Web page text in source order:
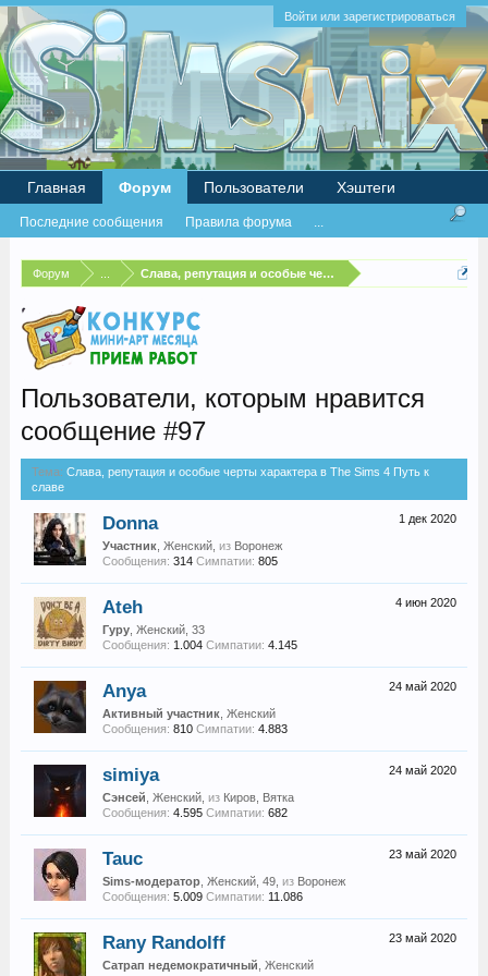
Войти или зарегистрироваться
Форум Слава, репутация и особые черты характера в The Sims
Пользователи, которым нравится
сообщение #97
Тема: Слава, репутация и особые черты характера в The Sims 4 Путь к
славе
1 дек 2020
Donna
Участник, Женский, из Воронеж
Сообщения: 314 Симпатии: 805
4 июн 2020
Ateh
Гуру, Женский, 33
Сообщения: 1.004 Симпатии: 4.145
24 май 2020
Anya
Активный участник, Женский
Сообщения: 810 Симпатии: 4.883
24 май 2020
simiya
Сэнсей , Женский, из Киров, Вятка
Сообщения: 4.595 Симпатии: 682
23 май 2020
Tauc
Sims-модератор, Женский, 49, из Воронеж
Сообщения: 5.009 Симпатии: 11.086
23 май 2020
Rany Randolff
Сатрап недемократичный , Женский
Главная Форум
Последние сообщения Правила форума ...
Пользователи Хэштеги